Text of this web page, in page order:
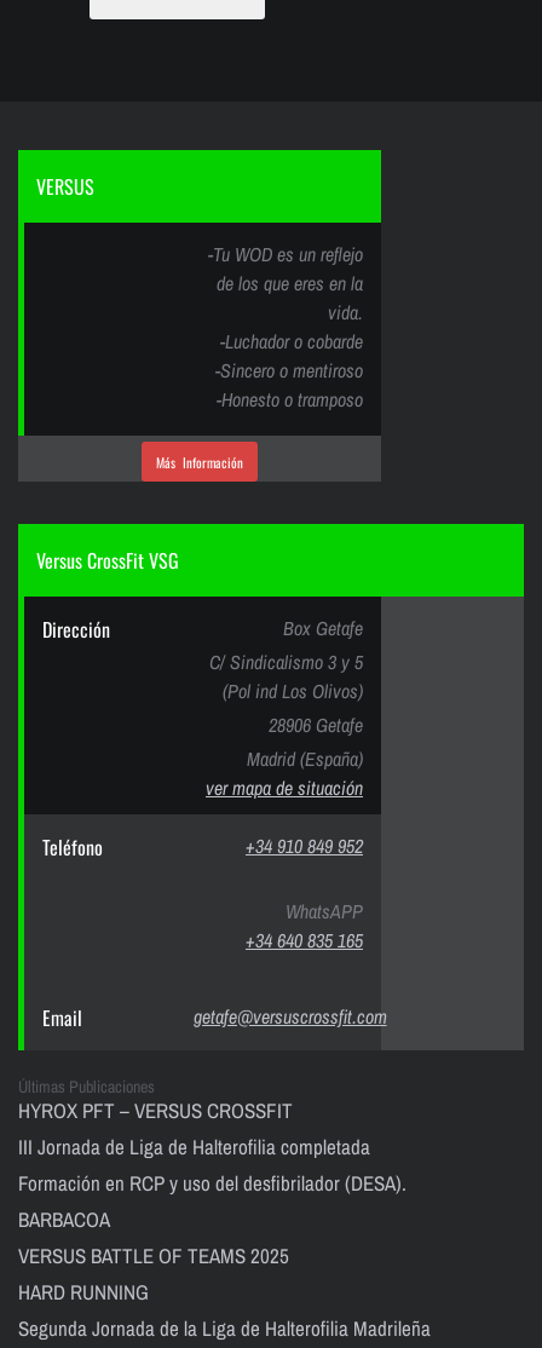
VERSUS
-Tu WOD es un reflejo
de los que eres en la
vida.
-Luchador o cobarde
-Sincero o mentiroso
-Honesto o tramposo
Más Información
Versus CrossFit VSG
Dirección
Box Getafe
C/ Sindicalismo 3 y 5
(Pol ind Los Olivos)
28906 Getafe
Madrid (España)
ver mapa de situación
Teléfono +34 910 849 952
WhatsAPP
+34 640 835 165
Email getafe@versuscrossfit.com
Últimas Publicaciones
HYROX PFT – VERSUS CROSSFIT
III Jornada de Liga de Halterofilia completada
Formación en RCP y uso del desfibrilador (DESA).
BARBACOA
VERSUS BATTLE OF TEAMS 2025
HARD RUNNING
Segunda Jornada de la Liga de Halterofilia Madrileña